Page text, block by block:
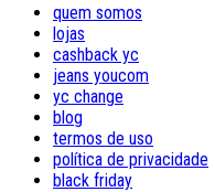
quem somos
lojas
cashback yc
jeans youcom
yc change
blog
termos de uso
política de privacidade
black friday